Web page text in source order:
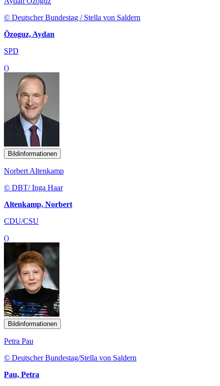
© Deutscher Bundestag / Stella von Saldern
Özoguz, Aydan
SPD
()
Bildinformationen
Norbert Altenkamp
© DBT/ Inga Haar
Altenkamp, Norbert
CDU/CSU
()
Bildinformationen
Petra Pau
© Deutscher Bundestag/Stella von Saldern
Pau, Petra